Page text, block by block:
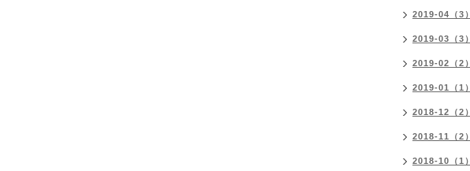
2019-04（3）
2019-03（3）
2019-02（2）
2019-01（1）
2018-12（2）
2018-11（2）
2018-10（1）